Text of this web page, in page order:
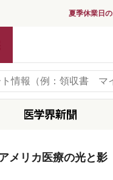
夏季休業日の
メリカ医療の光と